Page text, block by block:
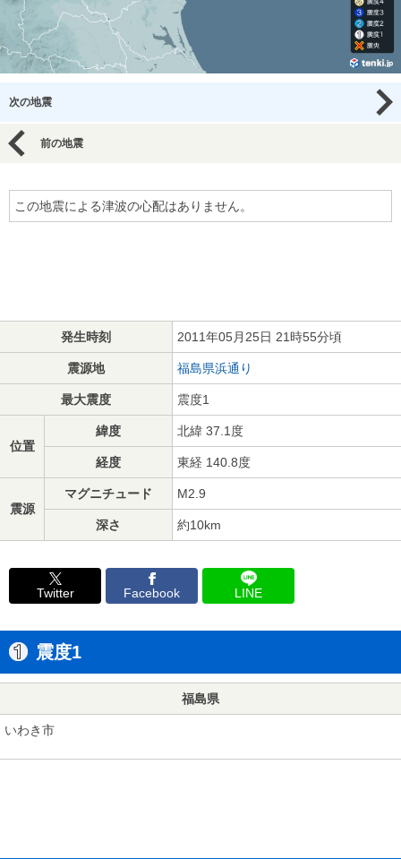
次の地震
前の地震
この地震による津波の心配はありません。
発生時刻 2011年05月25日 21時55分頃
震源地 福島県浜通り
最大震度 震度1
位置
緯度 北緯 37.1度
経度 東経 140.8度
震源
マグニチュード M2.9
深さ 約10km
Twitter Facebook LINE
震度1
福島県
いわき市